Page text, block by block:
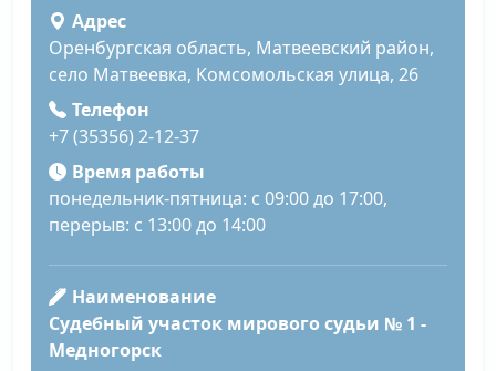
Адрес
Оренбургская область, Матвеевский район,
село Матвеевка, Комсомольская улица, 26
Телефон
+7 (35356) 2-12-37
Время работы
понедельник-пятница: с 09:00 до 17:00,
перерыв: с 13:00 до 14:00
Наименование
Судебный участок мирового судьи № 1 -
Медногорск